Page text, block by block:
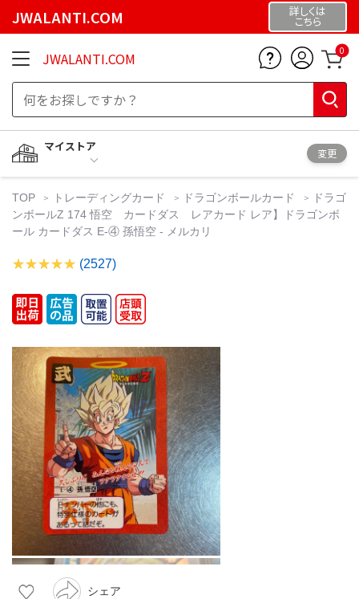
JWALANTI.COM 詳しくは
こちら
JWALANTI.COM 0
マイストア
変更
TOP トレーディングカード ドラゴンボールカード
ドラゴ
ンボールZ 174 悟空 カードダス レアカード レア】ドラゴンボ
ール カードダス E-④ 孫悟空 - メルカリ
(2527)
シェア